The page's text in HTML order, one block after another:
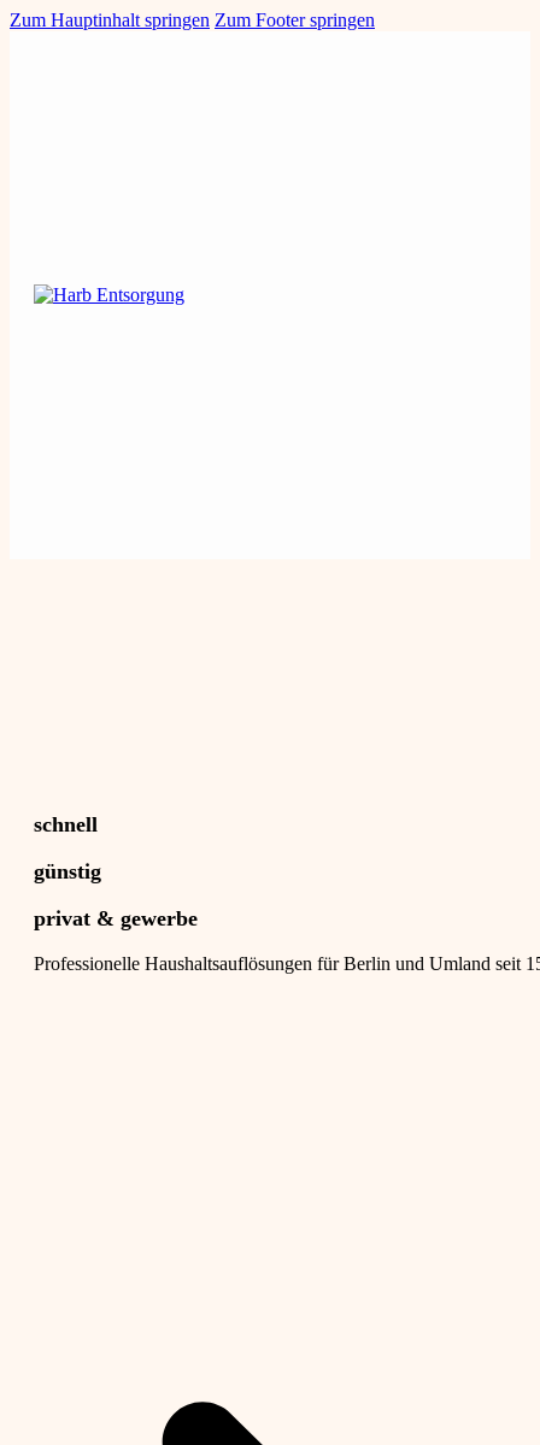
Zum Hauptinhalt springen Zum Footer springen
schnell
günstig
privat & gewerbe
Professionelle Haushaltsauflösungen für Berlin und Umland seit